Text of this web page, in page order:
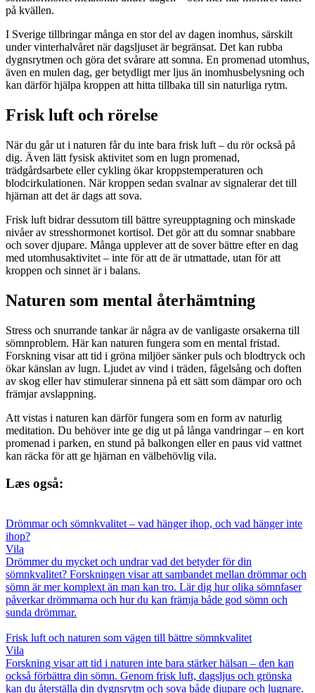
på kvällen.
I Sverige tillbringar många en stor del av dagen inomhus, särskilt
under vinterhalvåret när dagsljuset är begränsat. Det kan rubba
dygnsrytmen och göra det svårare att somna. En promenad utomhus,
även en mulen dag, ger betydligt mer ljus än inomhusbelysning och
kan därför hjälpa kroppen att hitta tillbaka till sin naturliga rytm.
Frisk luft och rörelse
När du går ut i naturen får du inte bara frisk luft – du rör också på
dig. Även lätt fysisk aktivitet som en lugn promenad,
trädgårdsarbete eller cykling ökar kroppstemperaturen och
blodcirkulationen. När kroppen sedan svalnar av signalerar det till
hjärnan att det är dags att sova.
Frisk luft bidrar dessutom till bättre syreupptagning och minskade
nivåer av stresshormonet kortisol. Det gör att du somnar snabbare
och sover djupare. Många upplever att de sover bättre efter en dag
med utomhusaktivitet – inte för att de är utmattade, utan för att
kroppen och sinnet är i balans.
Naturen som mental återhämtning
Stress och snurrande tankar är några av de vanligaste orsakerna till
sömnproblem. Här kan naturen fungera som en mental fristad.
Forskning visar att tid i gröna miljöer sänker puls och blodtryck och
ökar känslan av lugn. Ljudet av vind i träden, fågelsång och doften
av skog eller hav stimulerar sinnena på ett sätt som dämpar oro och
främjar avslappning.
Att vistas i naturen kan därför fungera som en form av naturlig
meditation. Du behöver inte ge dig ut på långa vandringar – en kort
promenad i parken, en stund på balkongen eller en paus vid vattnet
kan räcka för att ge hjärnan en välbehövlig vila.
Læs også:
Drömmar och sömnkvalitet – vad hänger ihop, och vad hänger inte
ihop?
Vila
Drömmer du mycket och undrar vad det betyder för din
sömnkvalitet? Forskningen visar att sambandet mellan drömmar och
sömn är mer komplext än man kan tro. Lär dig hur olika sömnfaser
påverkar drömmarna och hur du kan främja både god sömn och
sunda drömmar.
Frisk luft och naturen som vägen till bättre sömnkvalitet
Vila
Forskning visar att tid i naturen inte bara stärker hälsan – den kan
också förbättra din sömn. Genom frisk luft, dagsljus och grönska
kan du återställa din dygnsrytm och sova både djupare och lugnare.